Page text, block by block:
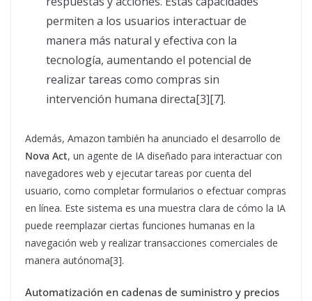
permiten a los usuarios interactuar de
manera más natural y efectiva con la
tecnología, aumentando el potencial de
realizar tareas como compras sin
intervención humana directa[3][7].
Además, Amazon también ha anunciado el desarrollo de
Nova Act, un agente de IA diseñado para interactuar con
navegadores web y ejecutar tareas por cuenta del
usuario, como completar formularios o efectuar compras
en línea. Este sistema es una muestra clara de cómo la IA
puede reemplazar ciertas funciones humanas en la
navegación web y realizar transacciones comerciales de
manera autónoma[3].
Automatización en cadenas de suministro y precios